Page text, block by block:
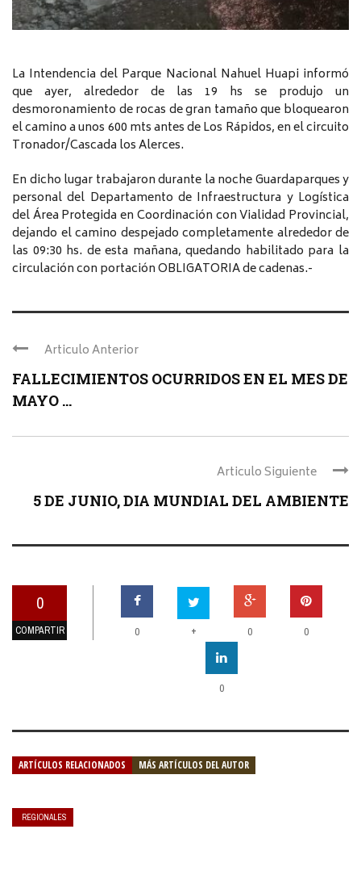
La Intendencia del Parque Nacional Nahuel Huapi informó
que ayer, alrededor de las 19 hs se produjo un
desmoronamiento de rocas de gran tamaño que bloquearon
el camino a unos 600 mts antes de Los Rápidos, en el circuito
Tronador/Cascada los Alerces.
En dicho lugar trabajaron durante la noche Guardaparques y
personal del Departamento de Infraestructura y Logística
del Área Protegida en Coordinación con Vialidad Provincial,
dejando el camino despejado completamente alrededor de
las 09:30 hs. de esta mañana, quedando habilitado para la
circulación con portación OBLIGATORIA de cadenas.-
Articulo Anterior
FALLECIMIENTOS OCURRIDOS EN EL MES DE
MAYO ...
Articulo Siguiente
5 DE JUNIO, DIA MUNDIAL DEL AMBIENTE
0
COMPARTIR 0 + 0 0
0
ARTÍCULOS RELACIONADOS MÁS ARTÍCULOS DEL AUTOR
REGIONALES